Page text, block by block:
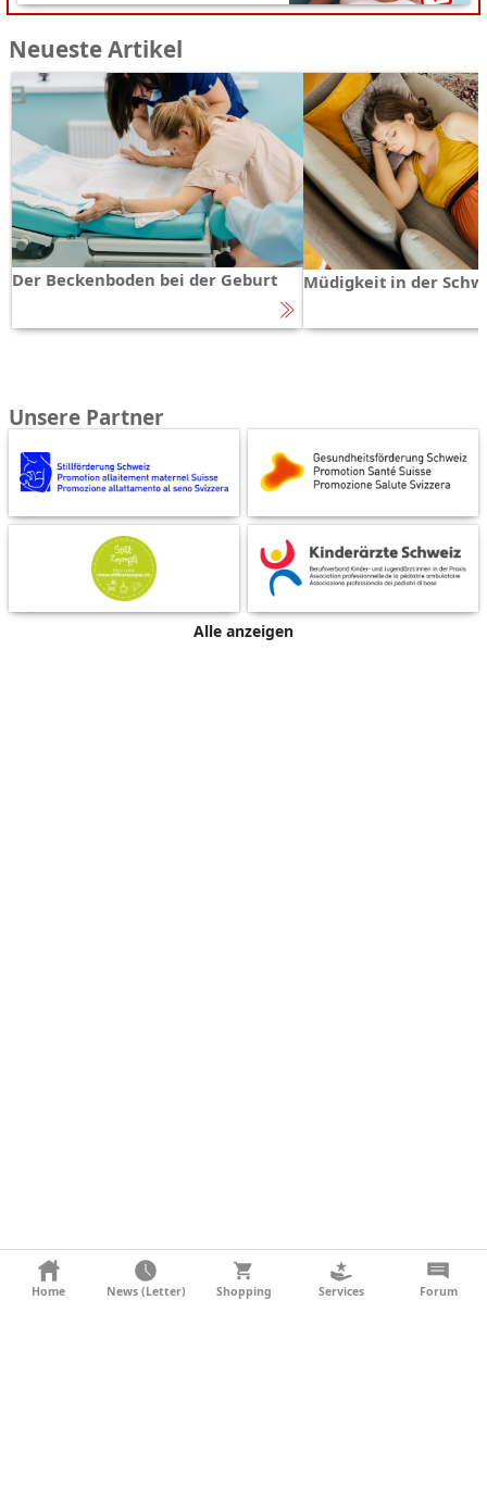
Neueste Artikel
Der Beckenboden bei der Geburt Müdigkeit in der
Unsere Partner
Alle anzeigen
KONTAKT
Home News (Letter) Shopping Services Forum